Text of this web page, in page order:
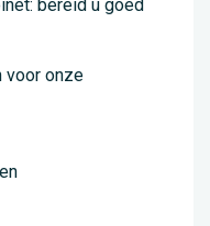
bereid u goed
voor onze